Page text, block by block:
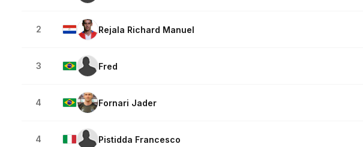
2 Rejala Richard Manuel
3 Fred
4 Fornari Jader
4 Pistidda Francesco